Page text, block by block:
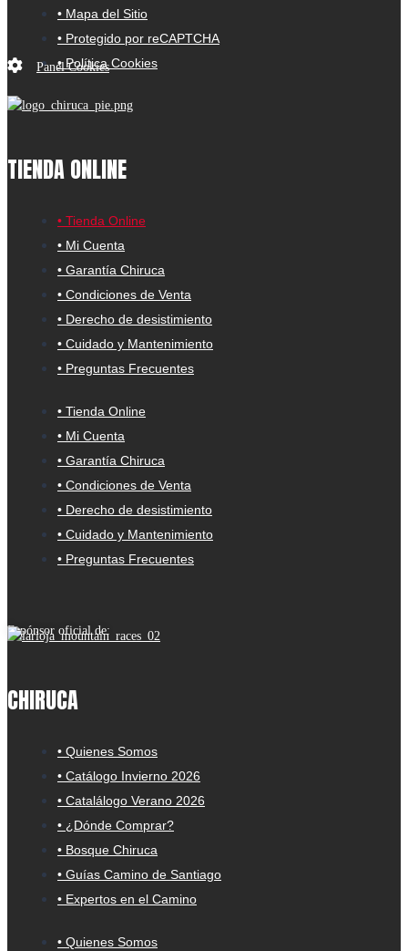
• Mapa del Sitio
• Protegido por reCAPTCHA
• Política Cookies
Panel Cookies
TIENDA ONLINE
• Tienda Online
• Mi Cuenta
• Garantía Chiruca
• Condiciones de Venta
• Derecho de desistimiento
• Cuidado y Mantenimiento
• Preguntas Frecuentes
• Tienda Online
• Mi Cuenta
• Garantía Chiruca
• Condiciones de Venta
• Derecho de desistimiento
• Cuidado y Mantenimiento
• Preguntas Frecuentes
Espónsor oficial de:
CHIRUCA
• Quienes Somos
• Catálogo Invierno 2026
• Catalálogo Verano 2026
• ¿Dónde Comprar?
• Bosque Chiruca
• Guías Camino de Santiago
• Expertos en el Camino
• Quienes Somos